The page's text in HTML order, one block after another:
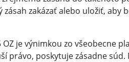
zakázať alebo uložiť, aby
je výnimkou zo všeobecne
poskytuje zásadne súd.